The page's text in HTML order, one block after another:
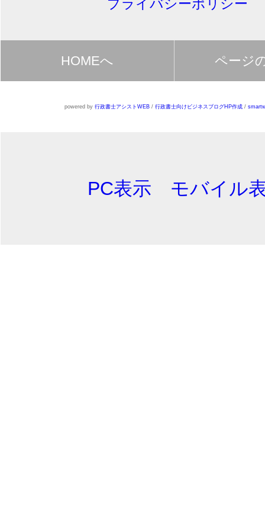
プライバシーポリシー
HOMEへ ページ
powered by 行政書士アシストWEB/ 行政書士向けビジネスブログHP作成/
PC表示 モバイル